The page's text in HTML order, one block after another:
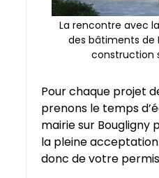
La rencontre avec
des bâtiments de
construction
Pour chaque projet
prenons le temps
mairie sur Bougligny
la pleine
donc de votre